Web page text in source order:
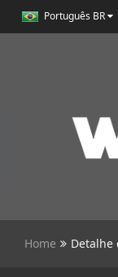
Português BR
Home Detalhe